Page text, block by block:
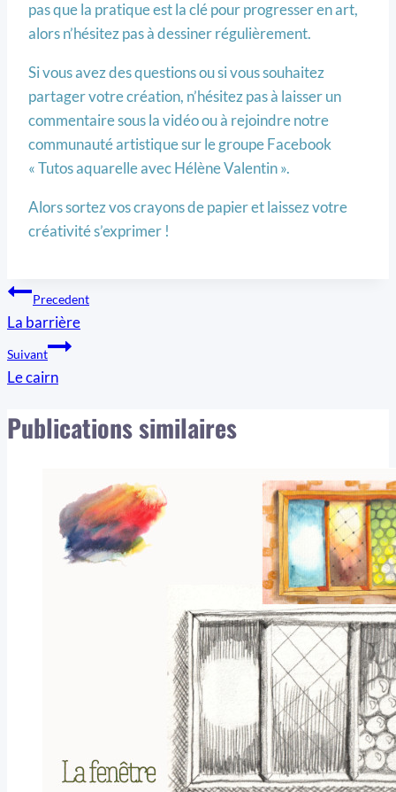
pas que la pratique est la clé pour progresser en art,
alors n’hésitez pas à dessiner régulièrement.
Si vous avez des questions ou si vous souhaitez
partager votre création, n’hésitez pas à laisser un
commentaire sous la vidéo ou à rejoindre notre
communauté artistique sur le groupe Facebook
« Tutos aquarelle avec Hélène Valentin ».
Alors sortez vos crayons de papier et laissez votre
créativité s’exprimer !
Navigation
de
l’article
Precedent
La barrière
Suivant
Le cairn
Publications similaires